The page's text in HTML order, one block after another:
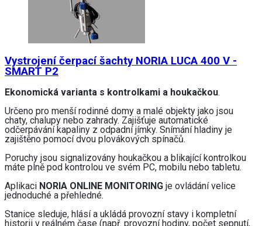
Vystrojení čerpací šachty NORIA LUCA 400 V -
SMART P2
Ekonomická varianta s kontrolkami a houkačkou.
Určeno pro menší rodinné domy a malé objekty jako jsou
chaty, chalupy nebo zahrady. Zajišťuje automatické
odčerpávání kapaliny z odpadní jímky. Snímání hladiny je
zajištěno pomocí dvou plovákových spínačů.
Poruchy jsou signalizovány houkačkou a blikající kontrolkou
máte plně pod kontrolou ve svém PC, mobilu nebo tabletu.
Aplikaci NORIA ONLINE MONITORING je ovládání velice
jednoduché a přehledné.
Stanice sleduje, hlásí a ukládá provozní stavy i kompletní
historii v reálném čase (např. provozní hodiny, počet sepnutí,